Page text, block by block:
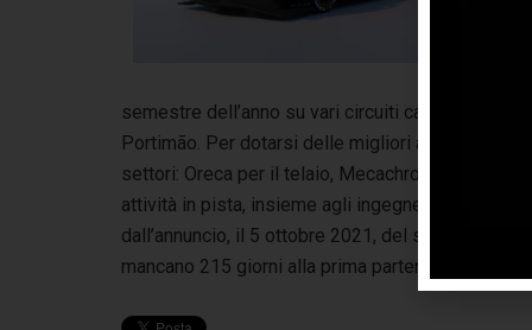
semestre dell’anno su vari circuiti campioni, tra
Portimão. Per dotarsi delle migliori armi ai
settori: Oreca per il telaio, Mecachrome per il
attività in pista, insieme agli ingegneri di Alpine
dall’annuncio, il 5 ottobre 2021, del suo ingresso
mancano 215 giorni alla prima partenza